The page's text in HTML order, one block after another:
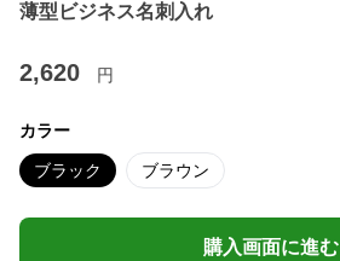
薄型ビジネス名刺入れ
2,620 円
カラー
ブラック ブラウン
購入画面に進む